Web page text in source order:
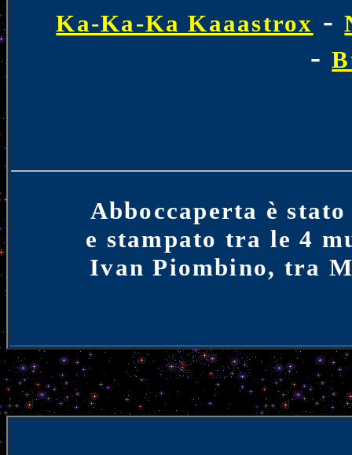
Ka-Ka-Ka Kaaastrox -
-
Abboccaperta è
e stampato tra le 4
Ivan Piombino, tra